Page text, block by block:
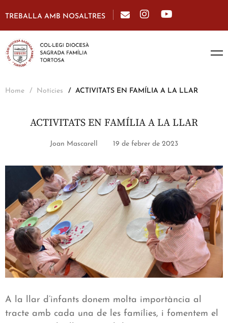
TREBALLA AMB NOSALTRES
Home Notícies ACTIVITATS EN FAMÍLIA A LA LLAR
ACTIVITATS EN FAMÍLIA A LA LLAR
Joan Mascarell 19 de febrer de 2023
A la llar d’infants donem molta importància al
tracte amb cada una de les famílies, i fomentem el